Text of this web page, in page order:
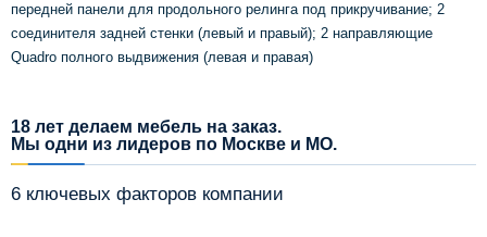
передней панели для продольного релинга под прикручивание; 2
соединителя задней стенки (левый и правый); 2 направляющие
Quadro полного выдвижения (левая и правая)
18 лет делаем мебель на заказ.
Мы одни из лидеров по Москве и МО.
6 ключевых факторов компании